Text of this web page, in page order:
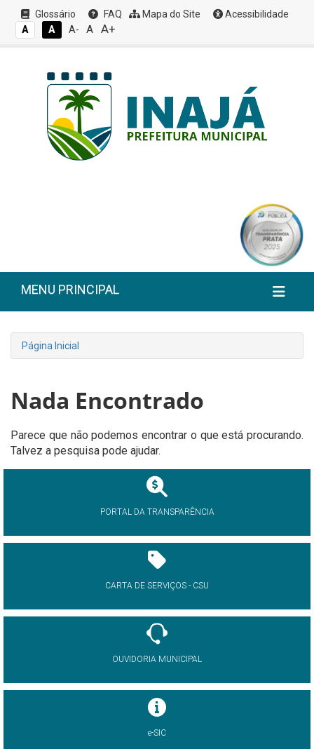
Glossário FAQ Mapa do Site
Acessibilidade
A
A A- A A+
MENU PRINCIPAL
Página Inicial
Nada Encontrado
Parece que não podemos encontrar o que está procurando.
Talvez a pesquisa pode ajudar.
PORTAL DA TRANSPARÊNCIA
CARTA DE SERVIÇOS - CSU
OUVIDORIA MUNICIPAL
e-SIC